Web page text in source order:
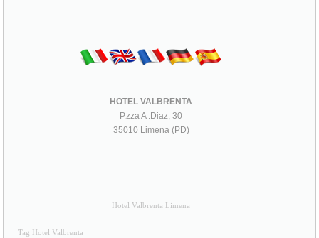
HOTEL VALBRENTA
P.zza A .Diaz, 30
35010 Limena (PD)
Hotel Valbrenta Limena
Tag Hotel Valbrenta